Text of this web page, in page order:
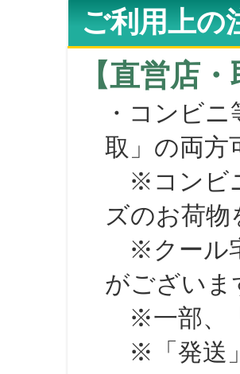
ご利用上の
【直営店
・コンビニ
取」の両方
※コンビニ
ズのお荷
※クール宅
がございま
※一部、「
※「発送」